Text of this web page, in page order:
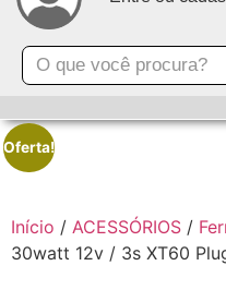
Oferta!
Início / ACESSÓRIOS /
30watt 12v / 3s XT60